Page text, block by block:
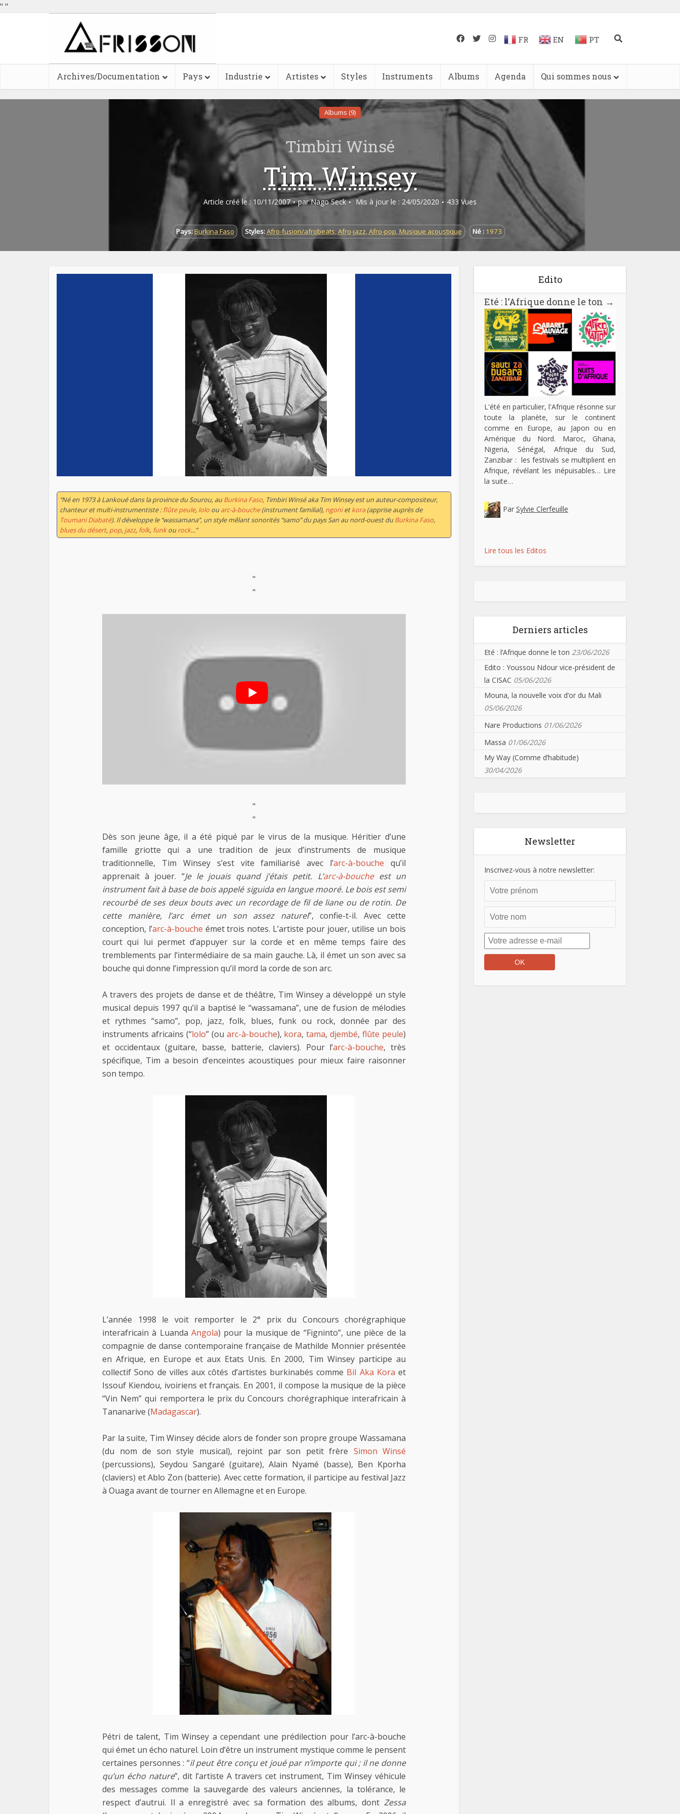
" "
FR EN PT
Archives/Documentation Pays Industrie Artistes Styles Instruments Albums Agenda Qui sommes nous
Albums (9)
Timbiri Winsé
Tim Winsey
Article créé le : 10/11/2007 par Nago Seck Mis à jour le : 24/05/2020 433 Vues
Pays:Burkina Faso Styles:Afro-fusion/afrobeats,Afro-jazz,Afro-pop,Musique acoustique Né : 1973
“Né en 1973 à Lankoué dans la province du Sourou, auBurkina Faso, Timbiri Winsé aka Tim Winsey est un auteur-compositeur,
chanteur et multi-instrumentiste :flûte peule, lolo ouarc-à-bouche(instrument familial), ngonietkora(apprise auprès de
Toumani Diabaté). Il développe le “wassamana”, un style mêlant sonorités “samo” du pays San au nord-ouest duBurkina Faso,
blues du désert, pop, jazz, folk, funkourock...”
"
"
"
"
Dès son jeune âge, il a été piqué par le virus de la musique. Héritier d’une
famille griotte qui a une tradition de jeux d’instruments de musique
traditionnelle, Tim Winsey s’est vite familiarisé avec l’arc-à-bouche qu’il
apprenait à jouer. “Je le jouais quand j’étais petit. L’arc-à-boucheest un
instrument fait à base de bois appelé siguida en langue mooré. Le bois est semi
recourbé de ses deux bouts avec un recordage de fil de liane ou de rotin. De
cette manière, l’arc émet un son assez naturel”, confie-t-il. Avec cette
conception, l’arc-à-bouche émet trois notes. L’artiste pour jouer, utilise un bois
court qui lui permet d’appuyer sur la corde et en même temps faire des
tremblements par l’intermédiaire de sa main gauche. Là, il émet un son avec sa
bouche qui donne l’impression qu’il mord la corde de son arc.
A travers des projets de danse et de théâtre, Tim Winsey a développé un style
musical depuis 1997 qu’il a baptisé le “wassamana”, une de fusion de mélodies
et rythmes “samo”, pop, jazz, folk, blues, funk ou rock, donnée par des
instruments africains (“lolo” (ou arc-à-bouche), kora,tama,djembé,flûte peule)
et occidentaux (guitare, basse, batterie, claviers). Pour l’arc-à-bouche, très
spécifique, Tim a besoin d’enceintes acoustiques pour mieux faire raisonner
son tempo.
L’année 1998 le voit remporter le 2° prix du Concours chorégraphique
interafricain à Luanda Angola) pour la musique de “Figninto”, une pièce de la
compagnie de danse contemporaine française de Mathilde Monnier présentée
en Afrique, en Europe et aux Etats Unis. En 2000, Tim Winsey participe au
collectif Sono de villes aux côtés d’artistes burkinabés comme Bil Aka Kora et
Issouf Kiendou, ivoiriens et français. En 2001, il compose la musique de la pièce
“Vin Nem” qui remportera le prix du Concours chorégraphique interafricain à
Tananarive (Madagascar).
Par la suite, Tim Winsey décide alors de fonder son propre groupe Wassamana
(du nom de son style musical), rejoint par son petit frère Simon Winsé
(percussions), Seydou Sangaré (guitare), Alain Nyamé (basse), Ben Kporha
(claviers) et Ablo Zon (batterie). Avec cette formation, il participe au festival Jazz
à Ouaga avant de tourner en Allemagne et en Europe.
Pétri de talent, Tim Winsey a cependant une prédilection pour l’arc-à-bouche
qui émet un écho naturel. Loin d’être un instrument mystique comme le pensent
certaines personnes : “il peut être conçu et joué par n’importe qui ; il ne donne
qu’un écho nature”, dit l’artiste A travers cet instrument, Tim Winsey véhicule
des messages comme la sauvegarde des valeurs anciennes, la tolérance, le
respect d’autrui. Il a enregistré avec sa formation des albums, dont Zessa
Edito
Eté : l’Afrique donne le ton →
L'été en particulier, l'Afrique résonne sur
toute la planète, sur le continent
comme en Europe, au Japon ou en
Amérique du Nord. Maroc, Ghana,
Nigeria, Sénégal, Afrique du Sud,
Zanzibar : les festivals se multiplient en
Afrique, révélant les inépuisables… Lire
la suite…
Par Sylvie Clerfeuille
Lire tous les Editos
Derniers articles
Eté : l’Afrique donne le ton 23/06/2026
Edito : Youssou Ndour vice-président de
la CISAC 05/06/2026
Mouna, la nouvelle voix d’or du Mali
05/06/2026
Nare Productions 01/06/2026
Massa 01/06/2026
My Way (Comme d’habitude)
30/04/2026
Newsletter
Inscrivez-vous à notre newsletter: